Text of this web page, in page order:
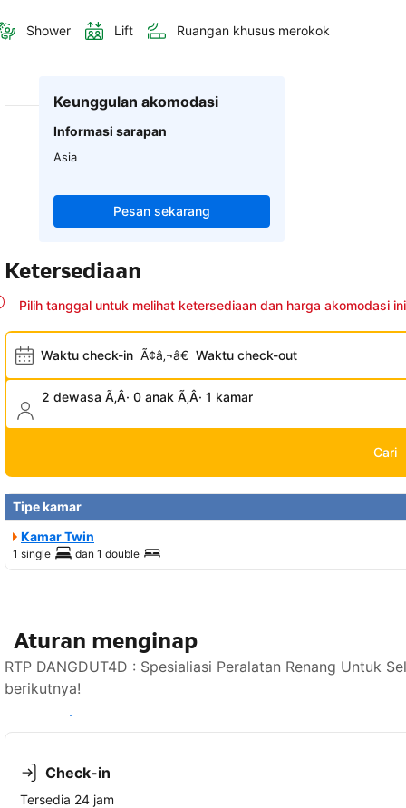
Shower Lift Ruangan khusus merokok
Keunggulan akomodasi
Informasi sarapan
Asia
Pesan sekarang
Ketersediaan
Pilih tanggal untuk melihat ketersediaan dan harga akomodasi ini
Waktu check-in Ã¢â‚¬â€ Waktu check-out
2 dewasa Ã‚Â· 0 anak Ã‚Â· 1 kamar
Cari
Tipe kamar
Kamar Twin
1 single dan 1 double
Aturan menginap
RTP DANGDUT4D : Spesialiasi Peralatan Renang Untuk
berikutnya!
Lihat ketersediaan
Check-in
Tersedia 24 jam